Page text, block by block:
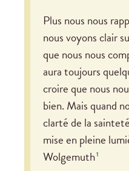
Plus nous nous
nous voyons clair
que nous nous
aura toujours
croire que nous
bien. Mais quand
clarté de la
mise en pleine
Wolgemuth1